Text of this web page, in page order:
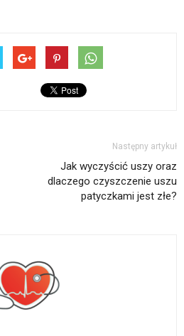
Następny artykuł
Jak wyczyścić uszy oraz
dlaczego czyszczenie uszu
patyczkami jest złe?